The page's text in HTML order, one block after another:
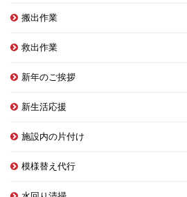
搬出作業
救出作業
新年のご挨拶
新生活応援
施設内の片付け
模様替え代行